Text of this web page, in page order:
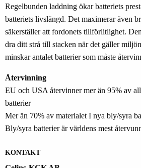
Regelbunden laddning ökar batteriets
batteriets livslängd. Det maximerar även
säkerställer att fordonets tillförlitlighet.
dra ditt strå till stacken när det gäller
minskar antalet batterier som måste
Återvinning
EU och USA återvinner mer än 95% av
batterier
Mer än 70% av materialet I nya bly/syra
Bly/syra batterier är världens mest
KONTAKT